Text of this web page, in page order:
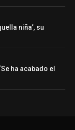
niña’, su
ha acabado el